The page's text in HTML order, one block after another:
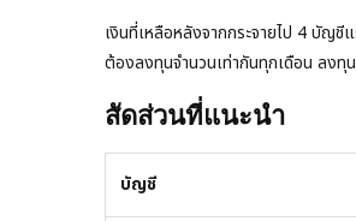
เงินที่เหลือหลังจากกระจายไป 4 บัญชี
ต้องลงทุนจำนวนเท่ากันทุกเดือน ลงทุ
สัดส่วนที่แนะนำ
บัญชี